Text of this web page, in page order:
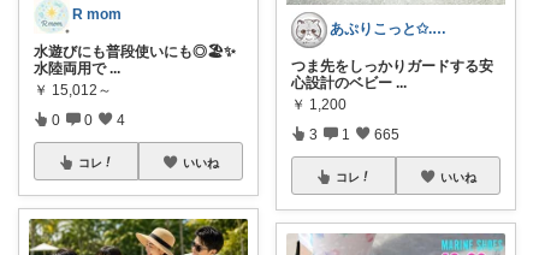
R mom
水遊びにも普段使いにも◎🏖️✨
水陸両用で ...
￥ 15,012～
0 0 4
コレ いいね
あぷりこっと✩.*˚100%ROOM経由
つま先をしっかりガードする安
心設計のベビー ...
￥ 1,200
3 1 665
コレ いいね